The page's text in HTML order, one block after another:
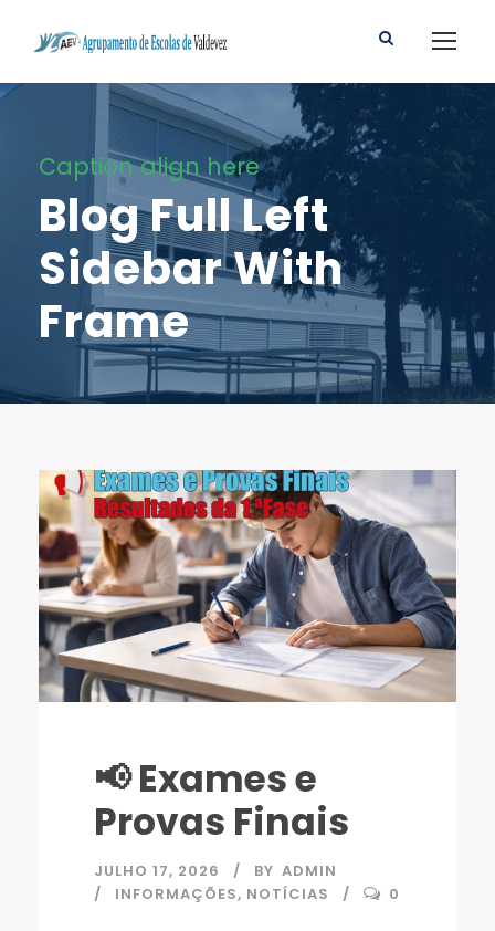
Caption align here
Blog Full Left
Sidebar With
Frame
📢 Exames e
Provas Finais
JULHO 17, 2026 BY ADMIN
INFORMAÇÕES, NOTÍCIAS 0